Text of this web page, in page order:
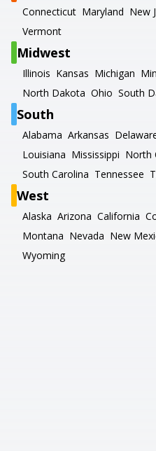
Connecticut Maryland New
Vermont
Midwest
Illinois Kansas Michigan
North Dakota Ohio South
South
Alabama Arkansas
Louisiana Mississippi North
South Carolina Tennessee
West
Alaska Arizona California
Montana Nevada New
Wyoming